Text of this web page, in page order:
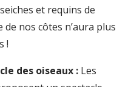
et requins de
nos côtes n’aura plus
!
des oiseaux : Les